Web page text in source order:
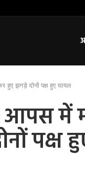
हुए झगड़े दोनों पक्ष हुए घायल
आपस में
पक्ष